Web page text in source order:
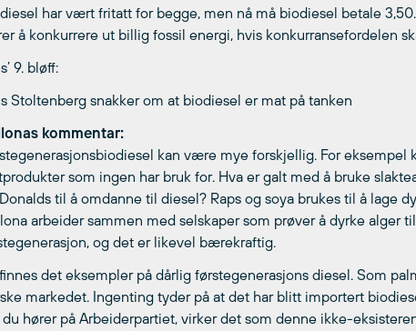
har vært fritatt for begge, men nå må biodiesel betale
å konkurrere ut billig fossil energi, hvis konkurransefordelen
9. bløff:
Stoltenberg snakker om at biodiesel er mat på tanken
kommentar:
kan være mye forskjellig. For eksempel
som ingen har bruk for. Hva er galt med å bruke
til å omdanne til diesel? Raps og soya brukes til å lage
arbeider sammen med selskaper som prøver å dyrke alger
og det er likevel bærekraftig.
det eksempler på dårlig førstegenerasjons diesel. Som
markedet. Ingenting tyder på at det har blitt importert
du hører på Arbeiderpartiet, virker det som denne ikke-